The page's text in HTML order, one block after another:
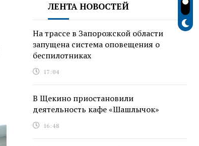
ЛЕНТА НОВОСТЕЙ
На трассе в Запорожской области
запущена система оповещения о
беспилотниках
17:04
В Щекино приостановили
деятельность кафе «Шашлычок»
16:48